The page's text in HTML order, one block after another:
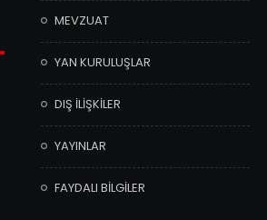
MEVZUAT
YAN KURULUŞLAR
DIŞ İLİŞKİLER
YAYINLAR
FAYDALI BİLGİLER